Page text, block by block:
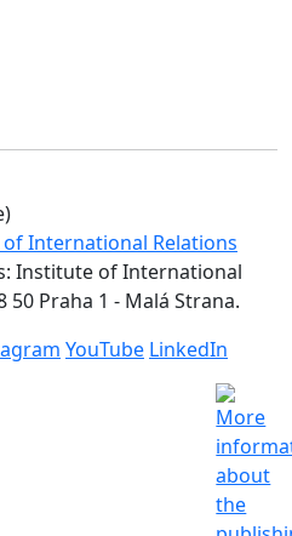
International Relations
Institute of International
50 Praha 1 - Malá Strana.
YouTube LinkedIn